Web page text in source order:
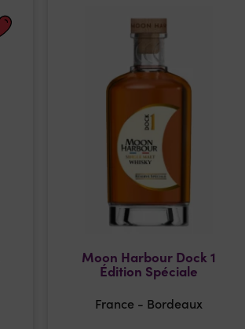
Moon Harbour Dock 1
Édition Spéciale
France - Bordeaux